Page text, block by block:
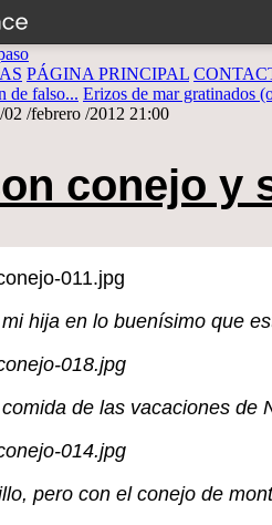
PÁGINA PRINCIPAL
de falso... Erizos de mar gratinados
/02 /febrero /2012 21:00
conejo y
hija en lo buenísimo que
de las vacaciones de
pero con el conejo de